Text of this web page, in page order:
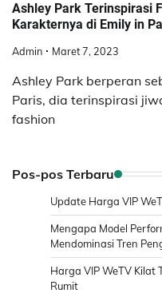
Ashley Park Terinspirasi
Karakternya di Emily in
Admin Maret 7, 2023
Ashley Park berperan
Paris, dia terinspirasi
fashion
Pos-pos Terbaru
Update Harga VIP
Mengapa Model
Mendominasi Tren
Harga VIP WeTV Kilat
Rumit